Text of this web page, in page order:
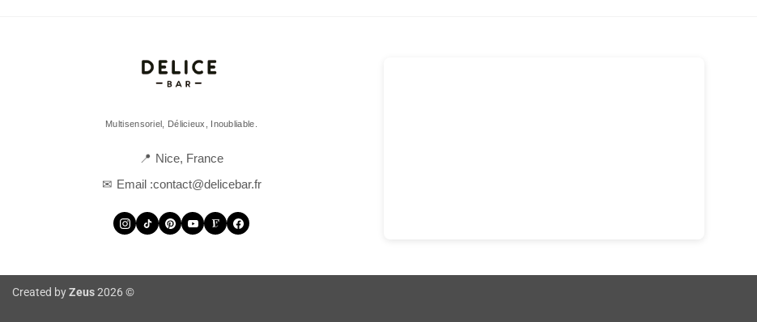
Multisensoriel, Délicieux, Inoubliable.
Nice, France
Email :contact@delicebar.fr
Created byZeus2026 ©